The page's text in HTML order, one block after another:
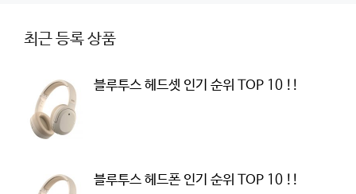
최근 등록 상품
블루투스 헤드셋 인기 순위 TOP 10 !!
블루투스 헤드폰 인기 순위 TOP 10 !!